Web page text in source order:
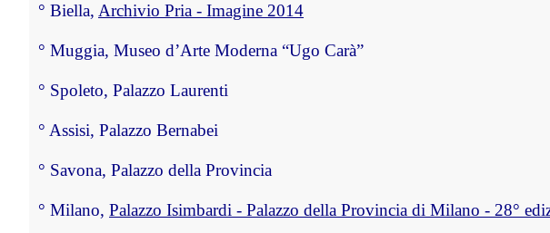
° Biella, Archivio Pria - Imagine 2014
° Muggia, Museo d’Arte Moderna “Ugo Carà”
° Spoleto, Palazzo Laurenti
° Assisi, Palazzo Bernabei
° Savona, Palazzo della Provincia
° Milano, Palazzo Isimbardi - Palazzo della Provincia di Milano - 28°